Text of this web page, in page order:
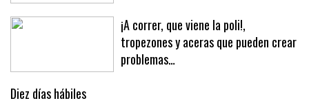
¡A correr, que viene la poli!,
tropezones y aceras que pueden crear
problemas…
Diez días hábiles